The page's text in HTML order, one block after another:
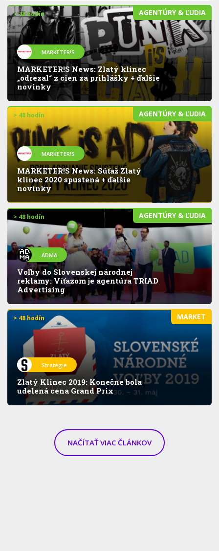
AGENTÚRY & ĽUDIA
> 48 hodín
MARKETER!S
MARKETER!S News: Zlatý klinec
„odrezal“ z cien za prihlášky + ďalšie
novinky
AGENTÚRY & ĽUDIA
> 48 hodín
MARKETER!S
MARKETER!S News: Súťaž Zlatý
klinec 2020 spustená + ďalšie
novinky
AGENTÚRY & ĽUDIA
> 48 hodín
ADMA
Voľby do Slovenskej národnej
reklamy: Víťazom je agentúra TRIAD
Advertising
MARKET
> 48 hodín
Stratégie
Zlatý Klinec 2019: Konečne bola
udelená cena Grand Prix
NAČÍTAŤ VIAC ČLÁNKOV